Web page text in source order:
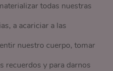
todas nuestras
a acariciar a las
nuestro cuerpo, tomar
recuerdos y para darnos